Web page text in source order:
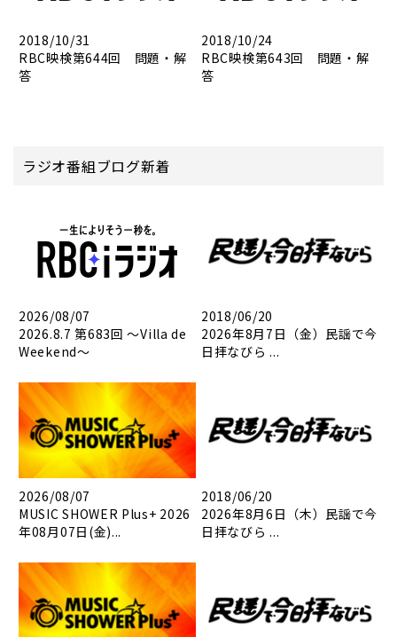
2018/10/31
RBC映検第644回 問題・解
答
2018/10/24
RBC映検第643回 問題・解
答
ラジオ番組ブログ新着
2026/08/07
2026.8.7 第683回 ～Villa de
Weekend～
2018/06/20
2026年8月7日（金）民謡で今
日拝なびら ...
2026/08/07
MUSIC SHOWER Plus+ 2026
年08月07日(金)...
2018/06/20
2026年8月6日（木）民謡で今
日拝なびら ...